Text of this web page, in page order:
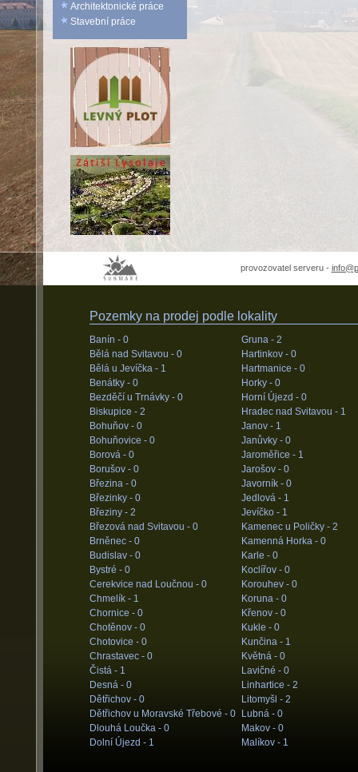
Architektonické práce
Stavební práce
provozovatel serveru -
Pozemky na prodej podle lokality
Banín - 0
Bělá nad Svitavou - 0
Bělá u Jevíčka - 1
Benátky - 0
Bezděčí u Trnávky - 0
Biskupice - 2
Bohuňov - 0
Bohuňovice - 0
Borová - 0
Borušov - 0
Březina - 0
Březinky - 0
Březiny - 2
Březová nad Svitavou - 0
Brněnec - 0
Budislav - 0
Bystré - 0
Cerekvice nad Loučnou - 0
Chmelík - 1
Chornice - 0
Chotěnov - 0
Chotovice - 0
Chrastavec - 0
Čistá - 1
Desná - 0
Dětřichov - 0
Dětřichov u Moravské Třebové - 0
Dlouhá Loučka - 0
Dolní Újezd - 1
Gruna - 2
Hartinkov - 0
Hartmanice - 0
Horky - 0
Horní Újezd - 0
Hradec nad Svitavou - 1
Janov - 1
Janůvky - 0
Jaroměřice - 1
Jarošov - 0
Javorník - 0
Jedlová - 1
Jevíčko - 1
Kamenec u Poličky - 2
Kamenná Horka - 0
Karle - 0
Koclířov - 0
Korouhev - 0
Koruna - 0
Křenov - 0
Kukle - 0
Kunčina - 1
Květná - 0
Lavičné - 0
Linhartice - 2
Litomyšl - 2
Lubná - 0
Makov - 0
Malíkov - 1